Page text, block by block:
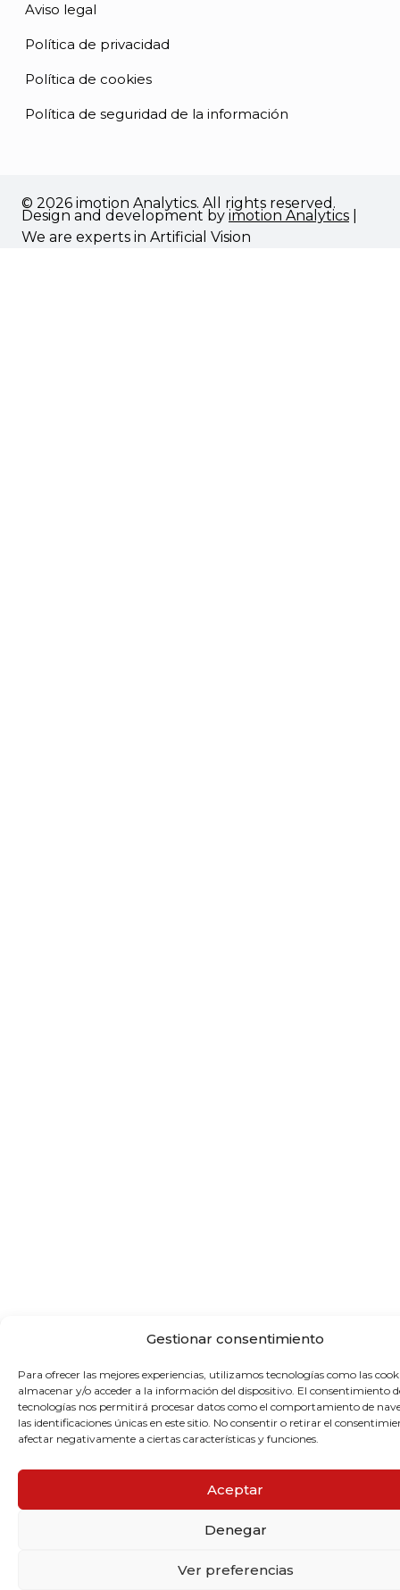
Gestionar consentimiento
Para ofrecer las mejores experiencias, utilizamos tecnologías como las
almacenar y/o acceder a la información del dispositivo. El consentimiento
tecnologías nos permitirá procesar datos como el comportamiento de
las identificaciones únicas en este sitio. No consentir o retirar el
afectar negativamente a ciertas características y funciones.
Aceptar
Denegar
Ver preferencias
Aviso legal
Política de privacidad
Política de cookies
Política de seguridad de la información
© 2026 imotion Analytics. All rights reserved.
Design and development by imotion Analytics
We are experts in Artificial Vision